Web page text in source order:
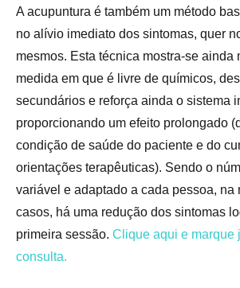
A acupuntura é também um método
no alívio imediato dos sintomas, quer
mesmos. Esta técnica mostra-se ainda
medida em que é livre de químicos,
secundários e reforça ainda o sistema
proporcionando um efeito prolongado
condição de saúde do paciente e do
orientações terapêuticas). Sendo o
variável e adaptado a cada pessoa, na
casos, há uma redução dos sintomas
primeira sessão. Clique aqui e marque
consulta.